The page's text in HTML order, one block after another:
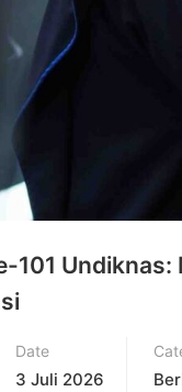
101
Date
3 Juli 2026